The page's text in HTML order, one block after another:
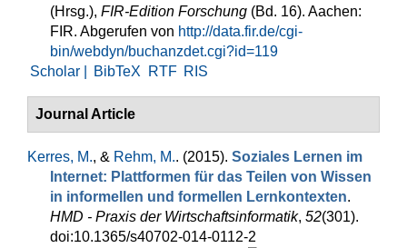
(Hrsg.), FIR‑Edition Forschung (Bd. 16). Aachen:
FIR. Abgerufen von http://data.fir.de/cgi-
bin/webdyn/buchanzdet.cgi?id=119
Scholar |
BibTeX RTF RIS
Journal Article
Kerres, M., & Rehm, M.. (2015). Soziales Lernen im
Internet: Plattformen für das Teilen von Wissen
in informellen und formellen Lernkontexten.
HMD - Praxis der Wirtschaftsinformatik, 52(301).
doi:10.1365/s40702-014-0112-2